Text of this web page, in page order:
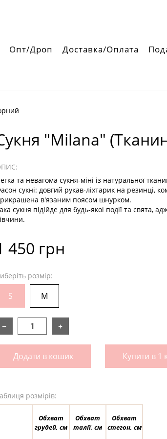
Опт/Дроп Доставка/Оплата
"Milana"
та невагома сукня-міні із натуральної
сукні: довгий рукав-ліхтарик на резинці,
в'язаним поясом шнурком.
сукня підійде для будь-якоі події та свята,
450 грн
розмір:
S M
− +
Додати в кошик Купити в 1
розмірів:
Обхват
грудей, см
Обхват
талії, см
Обхват
стегон, см